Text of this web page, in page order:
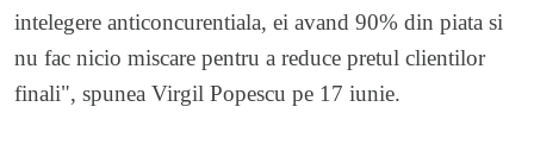
intelegere anticoncurentiala, ei avand 90% din piata si
nu fac nicio miscare pentru a reduce pretul clientilor
finali", spunea Virgil Popescu pe 17 iunie.